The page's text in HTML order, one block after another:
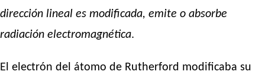
dirección lineal es modificada, emite o absorbe
radiación electromagnética.
El electrón del átomo de Rutherford modificaba su